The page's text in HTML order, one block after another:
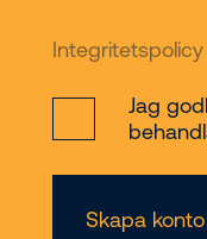
Integritetspolicy
Jag
Skapa konto